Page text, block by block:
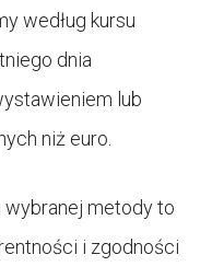
według kursu
dnia
lub
niż euro.
metody to
i zgodności